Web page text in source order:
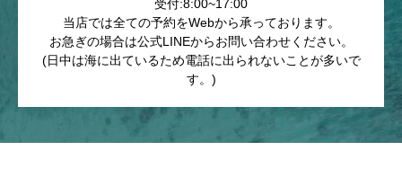
受付:8:00~17:00
当店では全ての予約をWebから承っております。
お急ぎの場合は公式LINEからお問い合わせください。
(日中は海に出ているため電話に出られないことが多いで
す。)